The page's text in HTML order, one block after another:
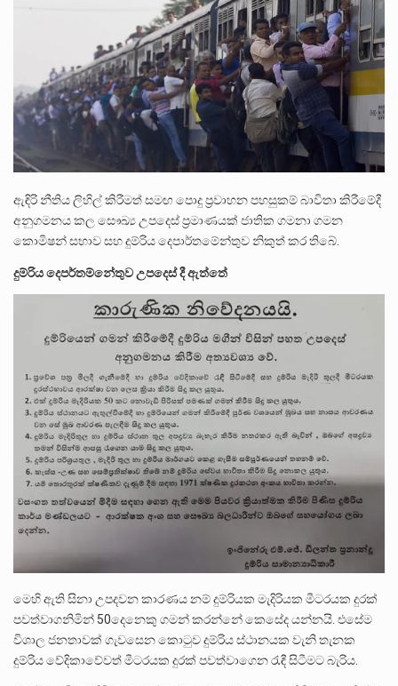
පසුගිය මැයි මස 31 දිනෙන් අවසන් වූ වසර තුළ ලොව පුරා විවිධ තනතුරු නාම වලින්…
මේ, දන්නා හඳුනන ලියන්නකුගේ නන්නාඳුනන අඩවියක සැරිසරා ලද ආස්වාදනීය මොහොතක සිංහාවලෝකනයකි .කෙටි කවියක දිගු බර…
වත්මන් ආණ්ඩුවේ ප්‍රධාන පාර්ශවකරුවා වන ජනතා විමුක්ති පෙරමුණේ කාලයක පටන් තිබුණු ප්‍රධාන සටන් පාඨයක් වූවේ…
ඇඳිරි නීතිය ලිහිල් කිරීමත් සමඟ පොදු ප්‍රවාහන පහසුකම් බාවිතා කිරීමේදී
අනුගමනය කල සෞඛ්‍ය උපදෙස් ප්‍රමාණයක් ජාතික ගමනා ගමන
කොමිෂන් සභාව සහ දුම්රිය දෙපාර්තමේන්තුව නිකුත් කර තිබේ.
දුම්රිය දෙපර්තම්නේතුව උපදෙස් දී ඇත්තේ
මෙහි ඇති සිනා උපදවන කාරණය නම් දුම්රියක මැදිරියක මීටරයක දුරක්
පවත්වාගනිමින් 50දෙනෙකු ගමන් කරන්නේ කෙසේද යන්නයි. එසේම
විශාල ජනතාවක් ගැවසෙන කොටුව දුම්රිය ස්ථානයක වැනි තැනක
දුම්රිය වේදිකාවේවත් මීටරයක දුරක් පවත්වාගෙන රැඳී සිටීමට බැරිය.